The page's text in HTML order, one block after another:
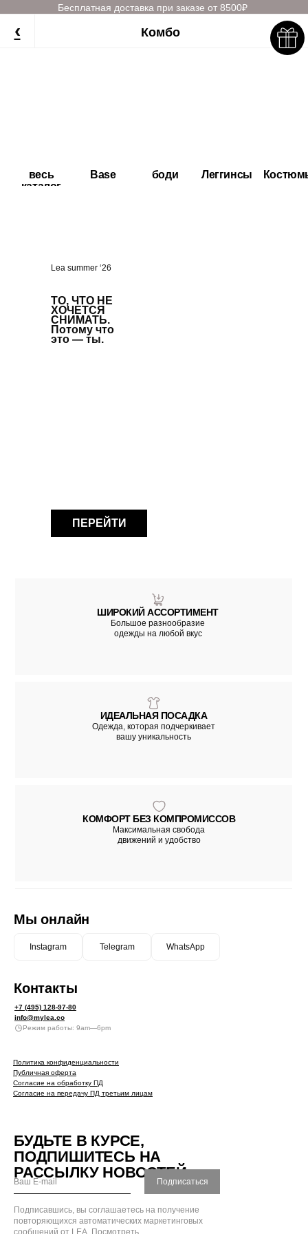
Бесплатная доставка при заказе от 8500₽
‹ Комбо
Леггинсы
боди
Base
весь
каталог
ТО, ЧТО НЕ
ХОЧЕТСЯ
СНИМАТЬ.
Потому что
это — ты.
Lea summer ‘26
ПЕРЕЙТИ
ШИРОКИЙ АССОРТИМЕНТ
Большое разнообразие
одежды на любой вкус
ИДЕАЛЬНАЯ ПОСАДКА
Одежда, которая подчеркивает
вашу уникальность
КОМФОРТ БЕЗ КОМПРОМИССОВ
Максимальная свобода
движений и удобство
+7 (495) 128-97-80
info@mylea.co
Режим работы: 9am—6pm
Политика конфиденциальности
Публичная оферта
Согласие на обработку ПД
Согласие на передачу ПД третьим лицам
Контакты
Мы онлайн
БУДЬТЕ В КУРСЕ,
ПОДПИШИТЕСЬ НА
РАССЫЛКУ НОВОСТЕЙ
Instagram Telegram WhatsApp
Подписаться
Подписавшись, вы соглашаетесь на получение
повторяющихся автоматических маркетинговых
сообщений от LEA. Посмотреть